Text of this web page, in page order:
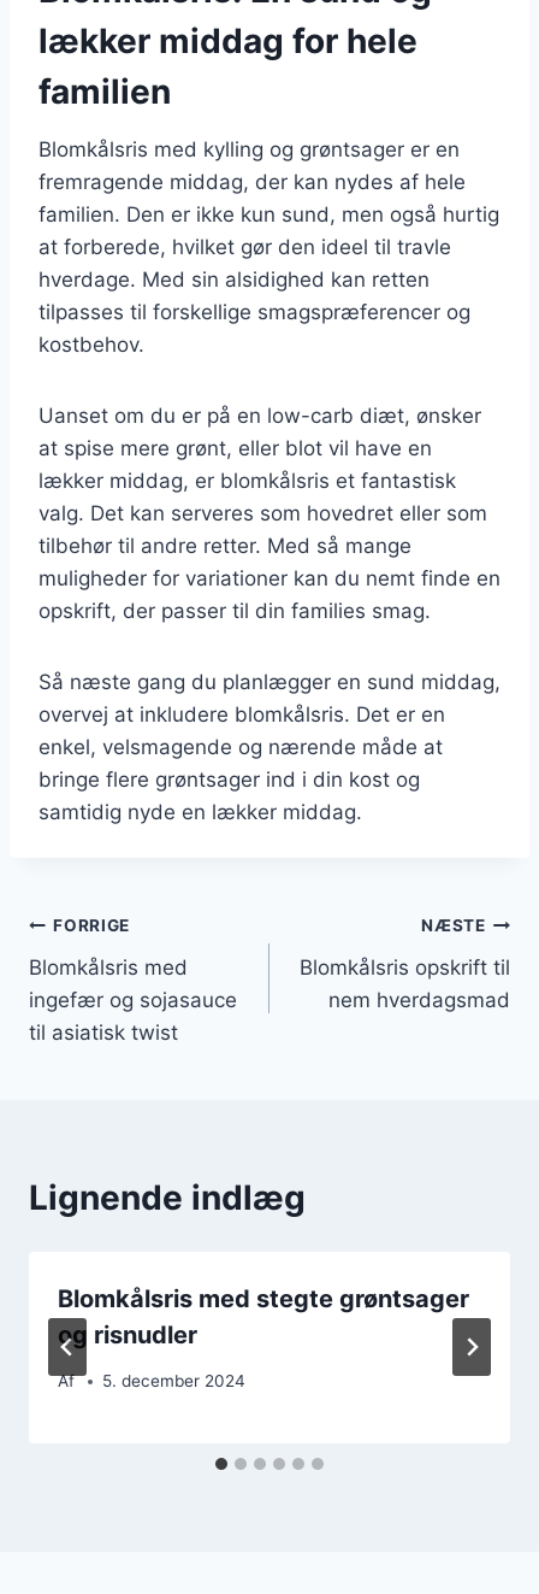
lækker middag for hele
familien
Blomkålsris med kylling og grøntsager er en
fremragende middag, der kan nydes af hele
familien. Den er ikke kun sund, men også hurtig
at forberede, hvilket gør den ideel til travle
hverdage. Med sin alsidighed kan retten
tilpasses til forskellige smagspræferencer og
kostbehov.
Uanset om du er på en low-carb diæt, ønsker
at spise mere grønt, eller blot vil have en
lækker middag, er blomkålsris et fantastisk
valg. Det kan serveres som hovedret eller som
tilbehør til andre retter. Med så mange
muligheder for variationer kan du nemt finde en
opskrift, der passer til din families smag.
Så næste gang du planlægger en sund middag,
overvej at inkludere blomkålsris. Det er en
enkel, velsmagende og nærende måde at
bringe flere grøntsager ind i din kost og
samtidig nyde en lækker middag.
Indlægsnavigation
FORRIGE
Blomkålsris med
ingefær og sojasauce
til asiatisk twist
NÆSTE
Blomkålsris opskrift til
nem hverdagsmad
Lignende indlæg
Blomkålsris med stegte grøntsager
og risnudler
Af 5. december 2024